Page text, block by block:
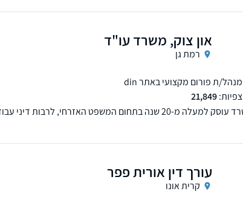
און צוק, משרד עו"ד
רמת גן
מנהל/ת פורום מקצועי באתר din
צפיות:21,849
המשרד עוסק למעלה מ-20 שנה בתחום המשפט האזרחי, לרבות דיני
עורך דין אורית פפר
קרית אונו